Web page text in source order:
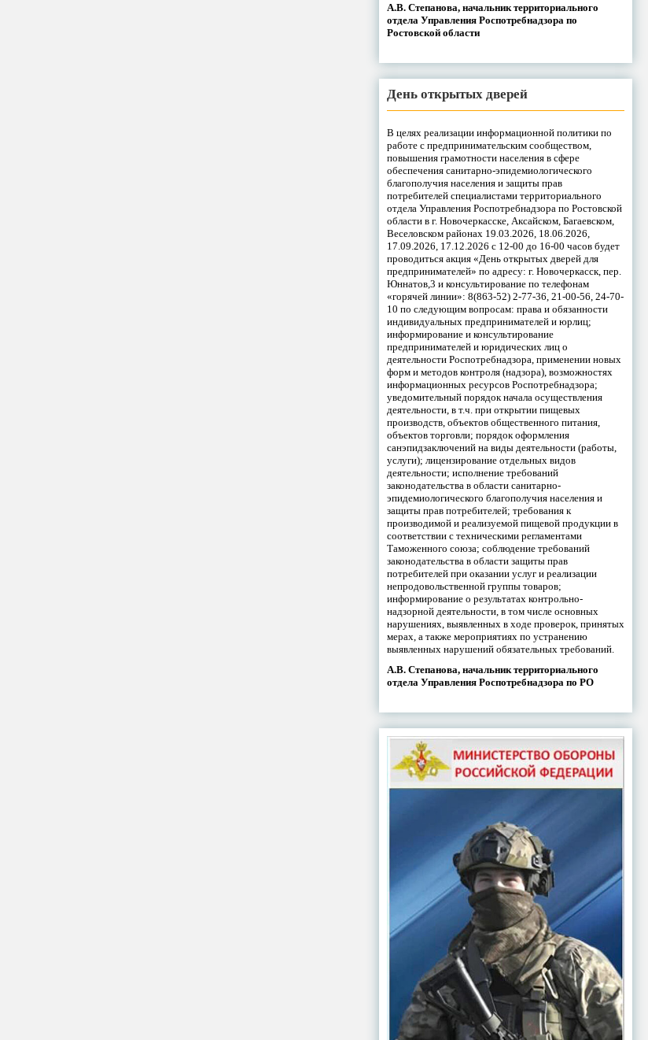
А.В. Степанова, начальник территориального
отдела Управления Роспотребнадзора по
Ростовской области
День открытых дверей
В целях реализации информационной политики по
работе с предпринимательским сообществом,
повышения грамотности населения в сфере
обеспечения санитарно-эпидемиологического
благополучия населения и защиты прав
потребителей специалистами территориального
отдела Управления Роспотребнадзора по Ростовской
области в г. Новочеркасске, Аксайском, Багаевском,
Веселовском районах 19.03.2026, 18.06.2026,
17.09.2026, 17.12.2026 с 12-00 до 16-00 часов будет
проводиться акция «День открытых дверей для
предпринимателей» по адресу: г. Новочеркасск, пер.
Юннатов,3 и консультирование по телефонам
«горячей линии»: 8(863-52) 2-77-36, 21-00-56, 24-70-
10 по следующим вопросам: права и обязанности
индивидуальных предпринимателей и юрлиц;
информирование и консультирование
предпринимателей и юридических лиц о
деятельности Роспотребнадзора, применении новых
форм и методов контроля (надзора), возможностях
информационных ресурсов Роспотребнадзора;
уведомительный порядок начала осуществления
деятельности, в т.ч. при открытии пищевых
производств, объектов общественного питания,
объектов торговли; порядок оформления
санэпидзаключений на виды деятельности (работы,
услуги); лицензирование отдельных видов
деятельности; исполнение требований
законодательства в области санитарно-
эпидемиологического благополучия населения и
защиты прав потребителей; требования к
производимой и реализуемой пищевой продукции в
соответствии с техническими регламентами
Таможенного союза; соблюдение требований
законодательства в области защиты прав
потребителей при оказании услуг и реализации
непродовольственной группы товаров;
информирование о результатах контрольно-
надзорной деятельности, в том числе основных
нарушениях, выявленных в ходе проверок, принятых
мерах, а также мероприятиях по устранению
выявленных нарушений обязательных требований.
А.В. Степанова, начальник территориального
отдела Управления Роспотребнадзора по РО